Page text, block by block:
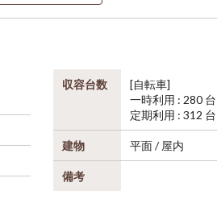
収容台数
[自転車]
一時利用 : 280 台
定期利用 : 312 台
建物 平面 / 屋内
備考